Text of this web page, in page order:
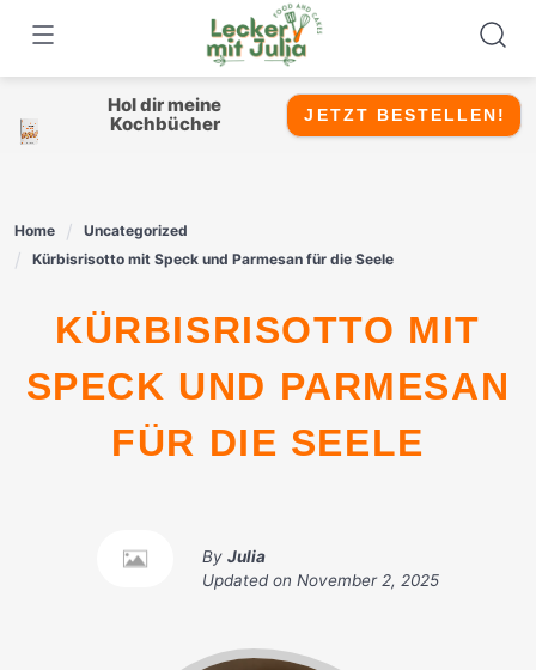
content
Hol dir meine
Kochbücher
JETZT BESTELLEN!
Home
Uncategorized
Kürbisrisotto mit Speck und Parmesan für die Seele
KÜRBISRISOTTO MIT
SPECK UND PARMESAN
FÜR DIE SEELE
By Julia
Updated on November 2, 2025